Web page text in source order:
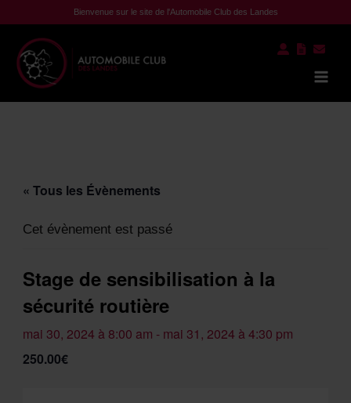
au
contenu
Bienvenue sur le site de l'Automobile Club des Landes
« Tous les Évènements
Cet évènement est passé
Stage de sensibilisation à la
sécurité routière
mai 30, 2024 à 8:00 am - mai 31, 2024 à 4:30 pm
250.00€